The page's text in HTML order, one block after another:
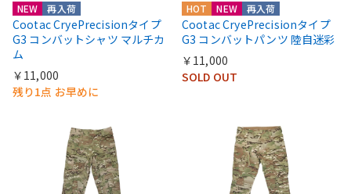
NEW 再入荷
Cootac CryePrecisionタイプ
G3 コンバットシャツ マルチカ
ム
￥11,000
残り1点 お早めに
HOT NEW 再入荷
Cootac CryePrecisionタイプ
G3 コンバットパンツ 陸自迷彩
￥11,000
SOLD OUT